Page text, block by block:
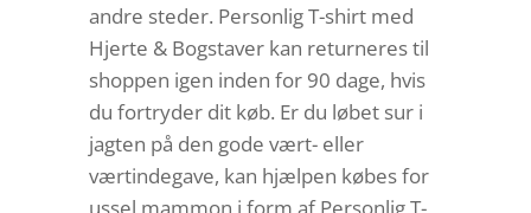
andre steder. Personlig T-shirt med
Hjerte & Bogstaver kan returneres til
shoppen igen inden for 90 dage, hvis
du fortryder dit køb. Er du løbet sur i
jagten på den gode vært- eller
værtindegave, kan hjælpen købes for